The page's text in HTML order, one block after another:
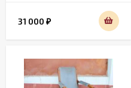
31 000 ₽